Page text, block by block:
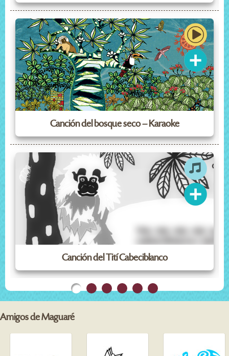
Canción del bosque seco – Karaoke
Canción del Tití Cabeciblanco
Amigos de Maguaré